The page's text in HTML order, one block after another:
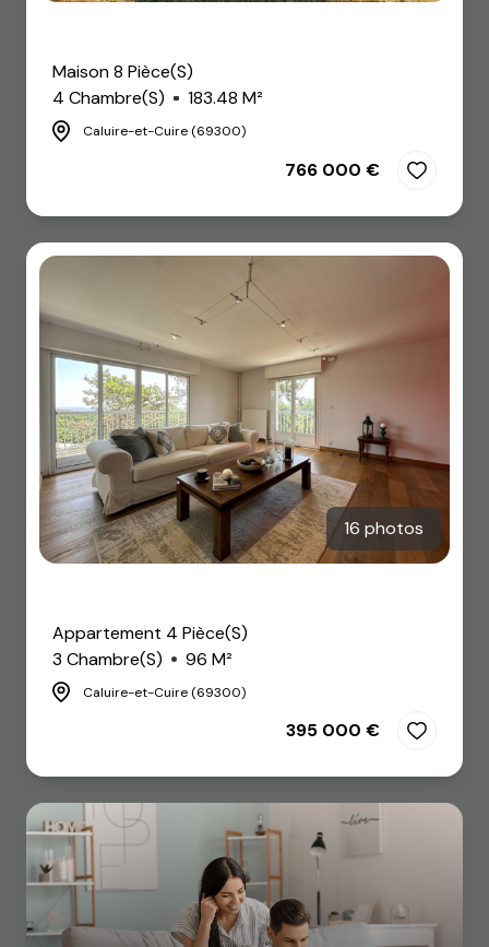
Maison 8 Pièce(s)
4 Chambre(s)
183.48 M²
Caluire-et-Cuire (69300)
766 000 €
16 photos
Appartement 4 Pièce(s)
3 Chambre(s)
96 M²
Caluire-et-Cuire (69300)
395 000 €